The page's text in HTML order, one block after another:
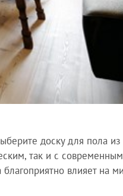
доску для пола из
так и с
влияет на